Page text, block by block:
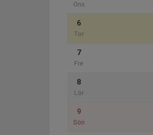
Ons
6
Tor
7
Fre
8
Lör
9
Sön